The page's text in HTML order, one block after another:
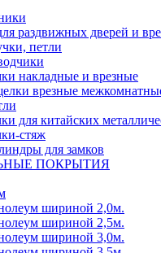
раздвижных дверей и
петли
накладные и врезные
врезные
для китайских
стяж
для замков
ПОКРЫТИЯ
шириной 2,0м.
шириной 2,5м.
шириной 3,0м.